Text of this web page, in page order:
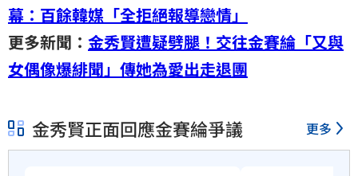
幕：百餘韓媒「全拒絕報導戀情」
更多新聞： 金秀賢遭疑劈腿！交往金賽綸「又與
女偶像爆緋聞」傳她為愛出走退團
金秀賢正面回應金賽綸爭議 更多